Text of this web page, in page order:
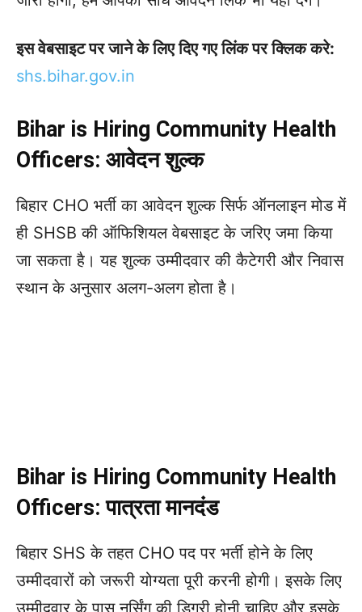
इस वेबसाइट पर जाने के लिए दिए गए लिंक पर क्लिक करे:
shs.bihar.gov.in
Bihar is Hiring Community Health
Officers: आवेदन शुल्क
बिहार CHO भर्ती का आवेदन शुल्क सिर्फ ऑनलाइन मोड में
ही SHSB की ऑफिशियल वेबसाइट के जरिए जमा किया
जा सकता है। यह शुल्क उम्मीदवार की कैटेगरी और निवास
स्थान के अनुसार अलग-अलग होता है।
Bihar is Hiring Community Health
Officers: पात्रता मानदंड
बिहार SHS के तहत CHO पद पर भर्ती होने के लिए
उम्मीदवारों को जरूरी योग्यता पूरी करनी होगी। इसके लिए